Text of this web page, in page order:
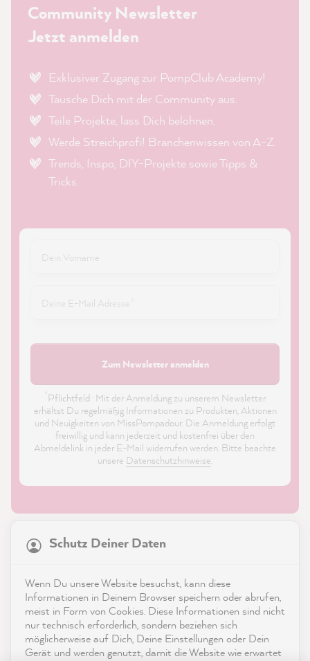
Community Newsletter
Jetzt anmelden
Exklusiver Zugang zur PompClub Academy!
Tausche Dich mit der Community aus.
Teile Projekte, lass Dich belohnen.
Werde Streichprofi! Branchenwissen von A-Z.
Trends, Inspo, DIY-Projekte sowie Tipps &
Tricks.
Zum Newsletter anmelden
Pflichtfeld · Mit der Anmeldung zu unserem Newsletter
erhältst Du regelmäßig Informationen zu Produkten, Aktionen
und Neuigkeiten von MissPompadour. Die Anmeldung erfolgt
freiwillig und kann jederzeit und kostenfrei über den
Abmeldelink in jeder E-Mail widerrufen werden. Bitte beachte
unsere Datenschutzhinweise.
Service
Kontakt
Schutz Deiner Daten
Wenn Du unsere Website besuchst, kann diese
Informationen in Deinem Browser speichern oder abrufen,
meist in Form von Cookies. Diese Informationen sind nicht
nur technisch erforderlich, sondern beziehen sich
möglicherweise auf Dich, Deine Einstellungen oder Dein
Gerät und werden genutzt, damit die Website wie erwartet
21.818Bewertungen
reviews-io